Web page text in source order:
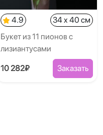
4.9
34 x 40 см
Букет из 11 пионов с
лизиантусами
10 282₽ Заказать